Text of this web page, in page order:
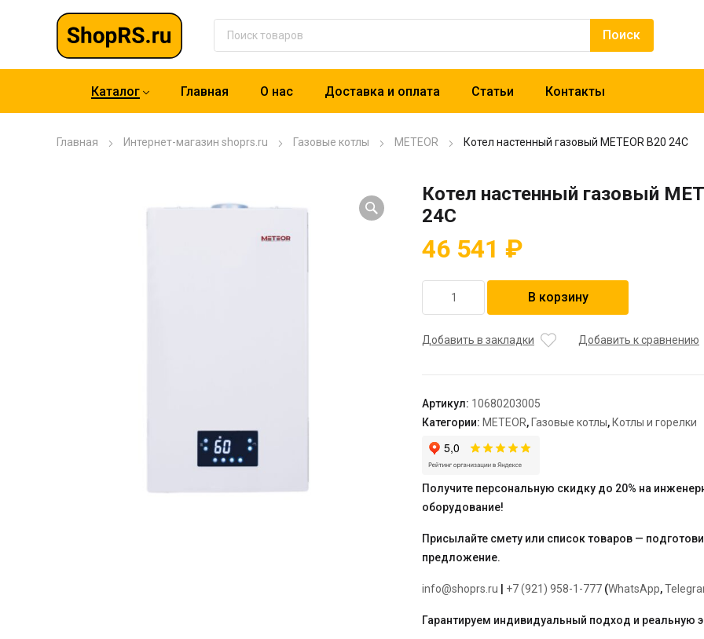
Каталог Главная О нас Доставка и оплата Статьи Контакты
Главная Интернет-магазин shoprs.ru Газовые котлы METEOR Котел настенный газовый METEOR B20 24C
Котел настенный газовый
24C
46 541 ₽
товара
настенный
24C
В корзину
Добавить в закладки Добавить к сравнению
Артикул: 10680203005
Категории: METEOR, Газовые котлы, Котлы и горелки
Получите персональную скидку до 20% на
оборудование!
Присылайте смету или список товаров —
предложение.
info@shoprs.ru +7 (921) 958-1-777 (WhatsApp,
Гарантируем индивидуальный подход и реальную